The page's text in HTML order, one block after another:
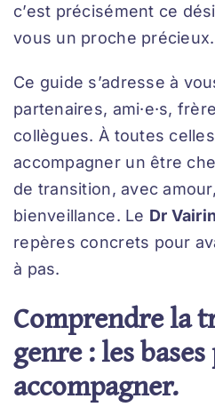
c’est précisément ce
vous un proche précieux.
Ce guide s’adresse à
partenaires, ami·e·s,
collègues. À toutes
accompagner un être
de transition, avec
bienveillance. Le Dr
repères concrets pour
à pas.
Comprendre la
genre : les
accompagner.